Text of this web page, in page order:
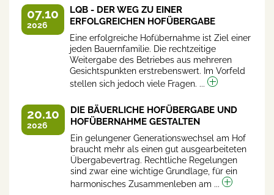
07.10
2026
LQB - DER WEG ZU EINER
ERFOLGREICHEN HOFÜBERGABE
Eine erfolgreiche Hofübernahme ist Ziel einer
jeden Bauernfamilie. Die rechtzeitige
Weitergabe des Betriebes aus mehreren
Gesichtspunkten erstrebenswert. Im Vorfeld
stellen sich jedoch viele Fragen. ...
20.10
2026
DIE BÄUERLICHE HOFÜBERGABE UND
HOFÜBERNAHME GESTALTEN
Ein gelungener Generationswechsel am Hof
braucht mehr als einen gut ausgearbeiteten
Übergabevertrag. Rechtliche Regelungen
sind zwar eine wichtige Grundlage, für ein
harmonisches Zusammenleben am ...